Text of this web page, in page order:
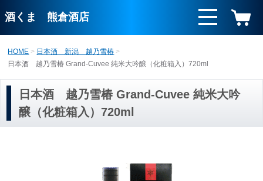
酒くま 熊倉酒店
HOME
日本酒 新潟 越乃雪椿
日本酒 越乃雪椿 Grand-Cuvee 純米大吟醸（化粧箱入）720ml
日本酒 越乃雪椿 Grand-Cuvee 純米大吟
醸（化粧箱入）720ml